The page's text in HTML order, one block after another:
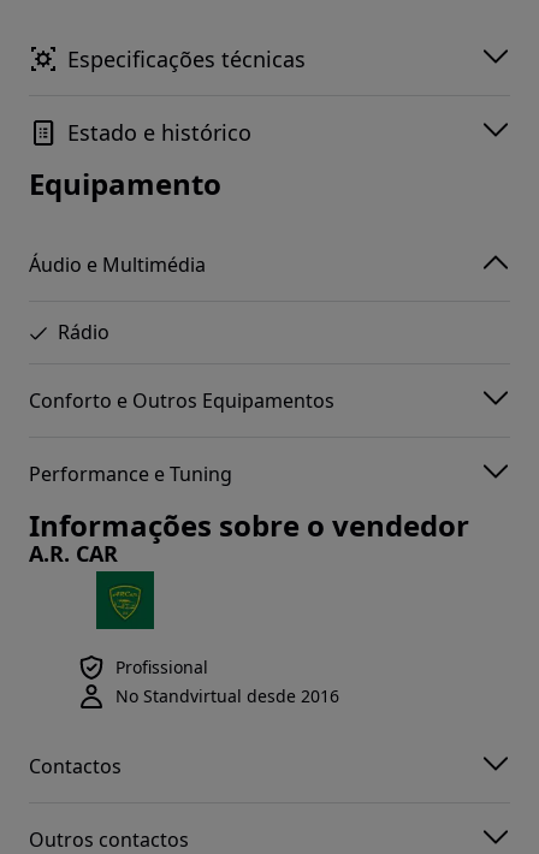
Especificações técnicas
Estado e histórico
Equipamento
Áudio e Multimédia
Rádio
Conforto e Outros Equipamentos
Performance e Tuning
Informações sobre o vendedor
A.R. CAR
Profissional
No Standvirtual desde 2016
Contactos
Outros contactos